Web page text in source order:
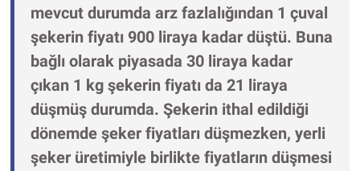
mevcut durumda arz fazlalığından 1 çuval
şekerin fiyatı 900 liraya kadar düştü. Buna
bağlı olarak piyasada 30 liraya kadar
çıkan 1 kg şekerin fiyatı da 21 liraya
düşmüş durumda. Şekerin ithal edildiği
dönemde şeker fiyatları düşmezken, yerli
şeker üretimiyle birlikte fiyatların düşmesi